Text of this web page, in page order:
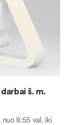
š. m.
8:55 val. iki